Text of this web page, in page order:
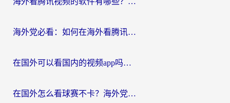
海外党必看：如何在海外看腾讯体育？解决赛事直播地区限制的终极指南
在国外可以看国内的视频app吗知乎？海外党亲测有效的追剧加速方案
在国外怎么看球赛不卡？海外党专属体育直播自由指南